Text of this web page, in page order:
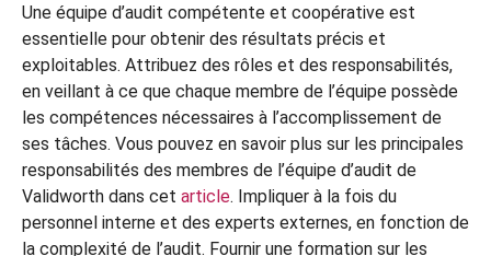
Une équipe d’audit compétente et coopérative est
essentielle pour obtenir des résultats précis et
exploitables. Attribuez des rôles et des responsabilités,
en veillant à ce que chaque membre de l’équipe possède
les compétences nécessaires à l’accomplissement de
ses tâches. Vous pouvez en savoir plus sur les principales
responsabilités des membres de l’équipe d’audit de
Validworth dans cet article. Impliquer à la fois du
personnel interne et des experts externes, en fonction de
la complexité de l’audit. Fournir une formation sur les